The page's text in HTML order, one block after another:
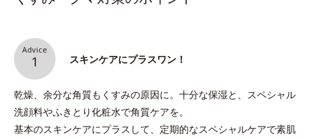
Advice
1 スキンケアにプラスワン！
乾燥、余分な角質もくすみの原因に。十分な保湿と、スペシャル
洗顔料やふきとり化粧水で角質ケアを。
基本のスキンケアにプラスして、定期的なスペシャルケアで素肌